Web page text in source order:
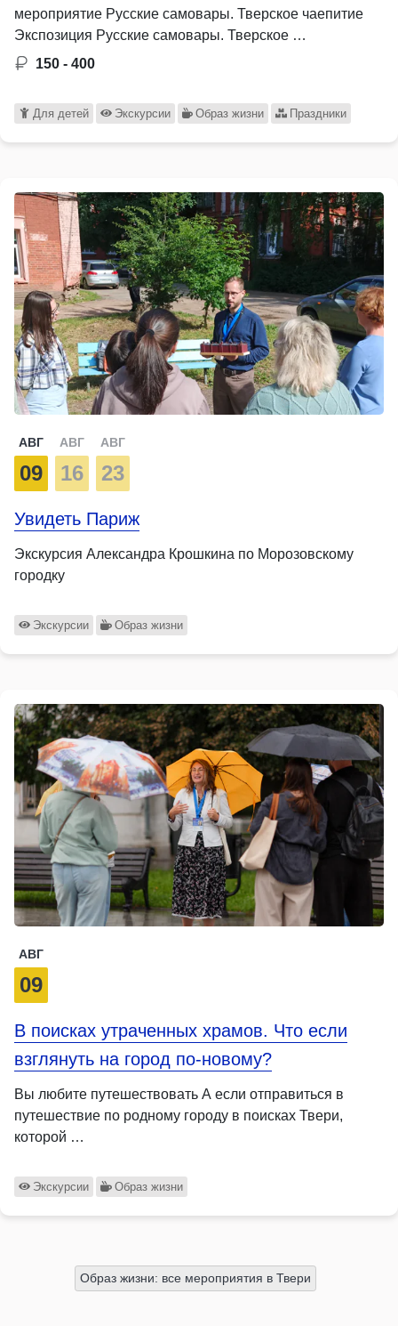
мероприятие Русские самовары. Тверское чаепитие
Экспозиция Русские самовары. Тверское …
150 - 400
Для детей Экскурсии Образ жизни Праздники
АВГ
09
АВГ
16
АВГ
23
Увидеть Париж
Экскурсия Александра Крошкина по Морозовскому
городку
Экскурсии Образ жизни
АВГ
09
В поисках утраченных храмов. Что если
взглянуть на город по-новому?
Вы любите путешествовать А если отправиться в
путешествие по родному городу в поисках Твери,
которой …
Экскурсии Образ жизни
Образ жизни: все мероприятия в Твери